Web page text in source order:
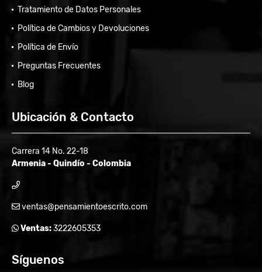
Tratamiento de Datos Personales
Política de Cambios y Devoluciones
Política de Envío
Preguntas Frecuentes
Blog
Ubicación & Contacto
Carrera 14 No. 22-18
Armenia - Quindío - Colombia
ventas@pensamientoescrito.com
Ventas:3222605353
Síguenos